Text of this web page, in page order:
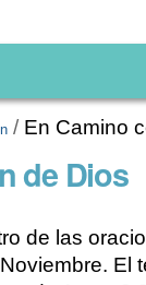
/ En Camino
de Dios
de las
El